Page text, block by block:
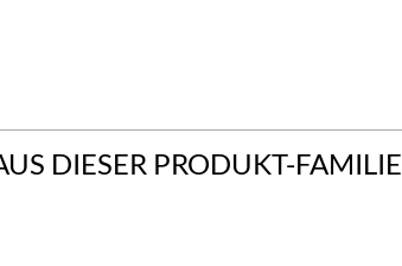
DIESER PRODUKT-FAMILIE